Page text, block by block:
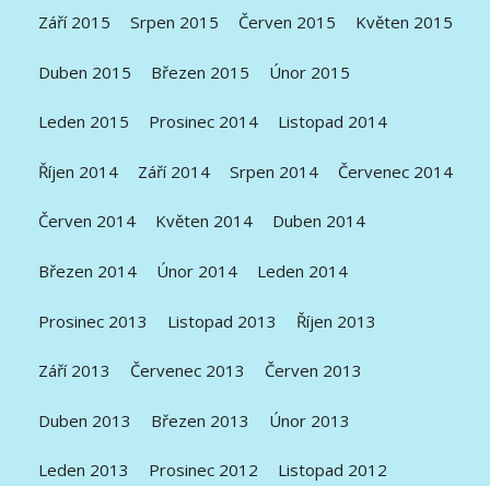
Září 2015 Srpen 2015 Červen 2015 Květen 2015
Duben 2015 Březen 2015 Únor 2015
Leden 2015 Prosinec 2014 Listopad 2014
Říjen 2014 Září 2014 Srpen 2014 Červenec 2014
Červen 2014 Květen 2014 Duben 2014
Březen 2014 Únor 2014 Leden 2014
Prosinec 2013 Listopad 2013 Říjen 2013
Září 2013 Červenec 2013 Červen 2013
Duben 2013 Březen 2013 Únor 2013
Leden 2013 Prosinec 2012 Listopad 2012